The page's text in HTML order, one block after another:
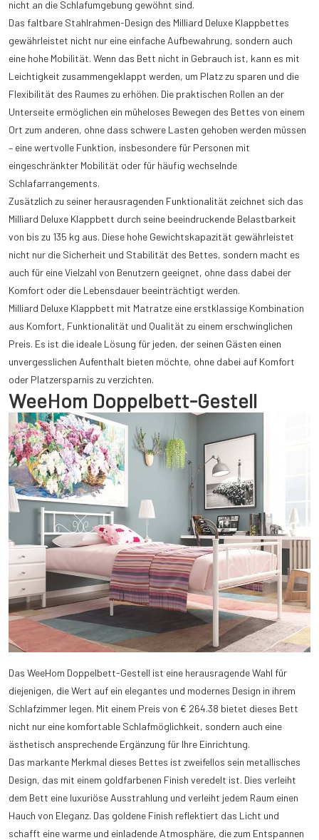
nicht an die Schlafumgebung gewöhnt sind.
Das faltbare Stahlrahmen-Design des Milliard Deluxe Klappbettes
gewährleistet nicht nur eine einfache Aufbewahrung, sondern auch
eine hohe Mobilität. Wenn das Bett nicht in Gebrauch ist, kann es mit
Leichtigkeit zusammengeklappt werden, um Platz zu sparen und die
Flexibilität des Raumes zu erhöhen. Die praktischen Rollen an der
Unterseite ermöglichen ein müheloses Bewegen des Bettes von einem
Ort zum anderen, ohne dass schwere Lasten gehoben werden müssen
– eine wertvolle Funktion, insbesondere für Personen mit
eingeschränkter Mobilität oder für häufig wechselnde
Schlafarrangements.
Zusätzlich zu seiner herausragenden Funktionalität zeichnet sich das
Milliard Deluxe Klappbett durch seine beeindruckende Belastbarkeit
von bis zu 135 kg aus. Diese hohe Gewichtskapazität gewährleistet
nicht nur die Sicherheit und Stabilität des Bettes, sondern macht es
auch für eine Vielzahl von Benutzern geeignet, ohne dass dabei der
Komfort oder die Lebensdauer beeinträchtigt werden.
Milliard Deluxe Klappbett mit Matratze eine erstklassige Kombination
aus Komfort, Funktionalität und Qualität zu einem erschwinglichen
Preis. Es ist die ideale Lösung für jeden, der seinen Gästen einen
unvergesslichen Aufenthalt bieten möchte, ohne dabei auf Komfort
oder Platzersparnis zu verzichten.
WeeHom Doppelbett-Gestell
Das WeeHom Doppelbett-Gestell ist eine herausragende Wahl für
diejenigen, die Wert auf ein elegantes und modernes Design in ihrem
Schlafzimmer legen. Mit einem Preis von € 264.38 bietet dieses Bett
nicht nur eine komfortable Schlafmöglichkeit, sondern auch eine
ästhetisch ansprechende Ergänzung für Ihre Einrichtung.
Das markante Merkmal dieses Bettes ist zweifellos sein metallisches
Design, das mit einem goldfarbenen Finish veredelt ist. Dies verleiht
dem Bett eine luxuriöse Ausstrahlung und verleiht jedem Raum einen
Hauch von Eleganz. Das goldene Finish reflektiert das Licht und
schafft eine warme und einladende Atmosphäre, die zum Entspannen